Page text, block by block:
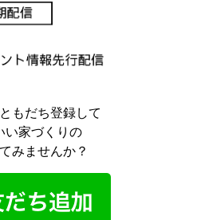
もだち登録して
い家づくりの
みませんか？